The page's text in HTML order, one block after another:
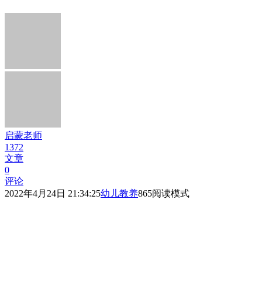
启蒙老师
1372
文章
0
评论
2022年4月24日 21:34:25幼儿教养865阅读模式